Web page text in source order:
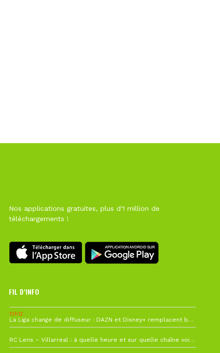
Nos applications gratuites, plus d'1 million de
téléchargements !
FIL D’INFO
10h12
La Liga change de diffuseur : DAZN et Disney+ remplacent beIN Sports !
RC Lens – Villarreal : à quelle heure et sur quelle chaîne voir la finale de la Como Cup ?